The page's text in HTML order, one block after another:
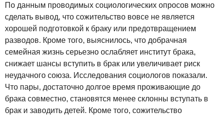
По данным проводимых социологических опросов можно
сделать вывод, что сожительство вовсе не является
хорошей подготовкой к браку или предотвращением
разводов. Кроме того, выяснилось, что добрачная
семейная жизнь серьезно ослабляет институт брака,
снижает шансы вступить в брак или увеличивает риск
неудачного союза. Исследования социологов показали.
Что пары, достаточно долгое время проживающие до
брака совместно, становятся менее склонны вступать в
брак и заводить детей. Кроме того, сожительство